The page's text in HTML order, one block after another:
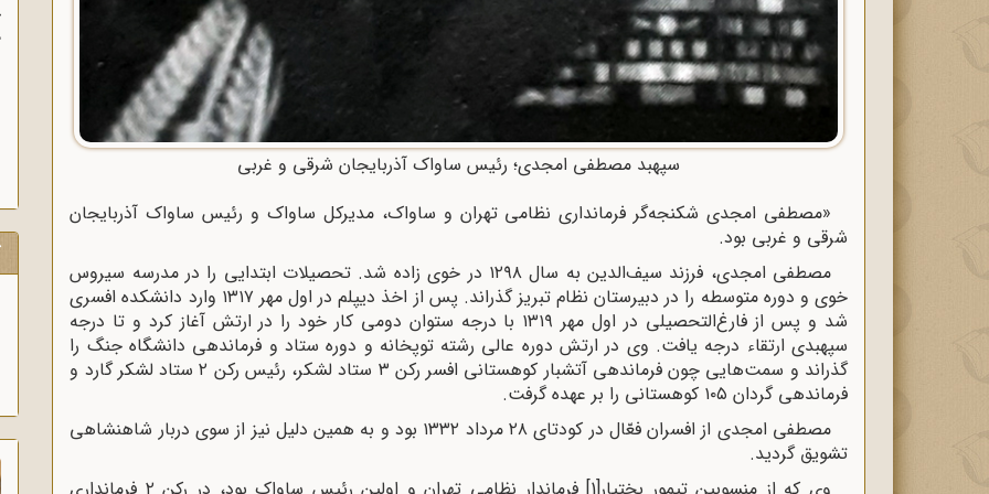
سپهبد مصطفی امجدی؛ رئیس ساواک آذربایجان شرقی و غربی
«مصطفی امجدی شکنجه‌گر فرمانداری نظامی تهران و ساواک، مدیرکل ساواک و رئیس ساواک آذربایجان
شرقی و غربی بود.
مصطفی امجدی، فرزند سیف‌الدین به سال ۱۲۹۸ در خوی زاده شد. تحصیلات ابتدایی را در مدرسه سیروس
خوی و دوره متوسطه را در دبیرستان نظام تبریز گذراند. پس از اخذ دیپلم در اول مهر ۱۳۱۷ وارد دانشکده افسری
شد و پس از فارغ‌التحصیلی در اول مهر ۱۳۱۹ با درجه ستوان دومی کار خود را در ارتش آغاز کرد و تا درجه
سپهبدی ارتقاء درجه یافت. وی در ارتش دوره عالی رشته توپخانه و دوره ستاد و فرماندهی دانشگاه جنگ را
گذراند و سمت‌هایی چون فرماندهی آتشبار کوهستانی افسر رکن ۳ ستاد لشکر، رئیس رکن ۲ ستاد لشکر گارد و
فرماندهی گردان ۱۰۵ کوهستانی را بر عهده گرفت.
مصطفی امجدی از افسران فعّال در کودتای ۲۸ مرداد ۱۳۳۲ بود و به همین دلیل نیز از سوی دربار شاهنشاهی
تشویق گردید.